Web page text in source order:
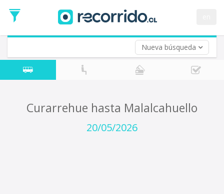
Nueva búsqueda
de
Ida
Vuelta (opcional)
Fecha
de
Curarrehue hasta Malalcahuello
20/05/2026